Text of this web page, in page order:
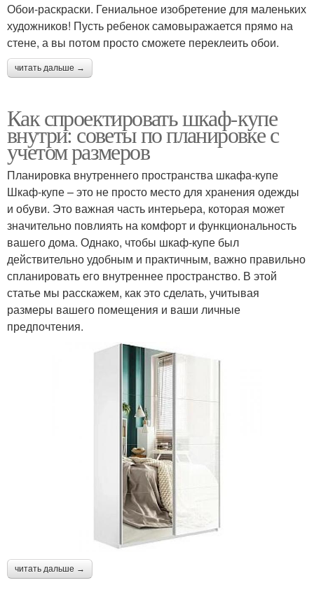
Обои-раскраски. Гениальное изобретение для маленьких
художников! Пусть ребенок самовыражается прямо на
стене, а вы потом просто сможете переклеить обои.
читать дальше →
Как спроектировать шкаф-купе
внутри: советы по планировке с
учетом размеров
Планировка внутреннего пространства шкафа-купе
Шкаф-купе – это не просто место для хранения одежды
и обуви. Это важная часть интерьера, которая может
значительно повлиять на комфорт и функциональность
вашего дома. Однако, чтобы шкаф-купе был
действительно удобным и практичным, важно правильно
спланировать его внутреннее пространство. В этой
статье мы расскажем, как это сделать, учитывая
размеры вашего помещения и ваши личные
предпочтения.
читать дальше →